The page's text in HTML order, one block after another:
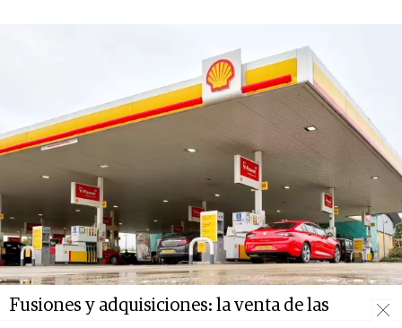
Fusiones y adquisiciones: la venta de las